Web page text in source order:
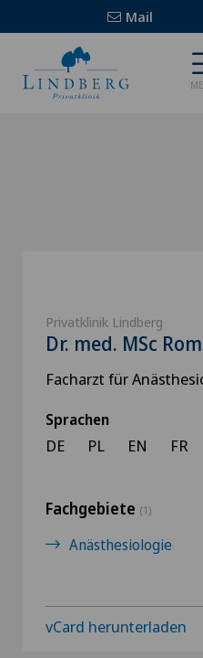
Mail
Privatklinik Lindberg
Dr. med. MSc
Facharzt für
Sprachen
DE PL EN FR
Fachgebiete (1)
Anästhesiologie
vCard herunterladen